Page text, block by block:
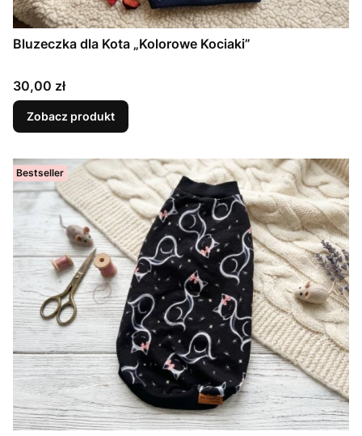
Bluzeczka dla Kota „Kolorowe Kociaki”
Cena
30,00 zł
Zobacz produkt
Bestseller